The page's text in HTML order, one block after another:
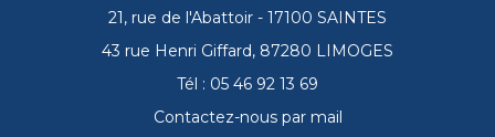
21, rue de l'Abattoir - 17100 SAINTES
43 rue Henri Giffard, 87280 LIMOGES
Tél : 05 46 92 13 69
Contactez-nous par mail